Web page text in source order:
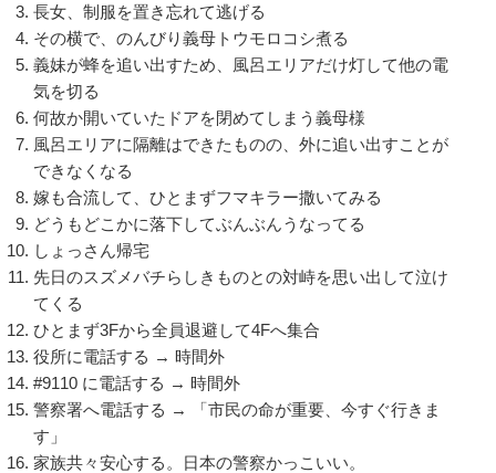
長女、制服を置き忘れて逃げる
その横で、のんびり義母トウモロコシ煮る
義妹が蜂を追い出すため、風呂エリアだけ灯して他の電
気を切る
何故か開いていたドアを閉めてしまう義母様
風呂エリアに隔離はできたものの、外に追い出すことが
できなくなる
嫁も合流して、ひとまずフマキラー撒いてみる
どうもどこかに落下してぶんぶんうなってる
しょっさん帰宅
先日のスズメバチらしきものとの対峙を思い出して泣け
てくる
ひとまず3Fから全員退避して4Fへ集合
役所に電話する → 時間外
#9110 に電話する → 時間外
警察署へ電話する → 「市民の命が重要、今すぐ行きま
す」
家族共々安心する。日本の警察かっこいい。